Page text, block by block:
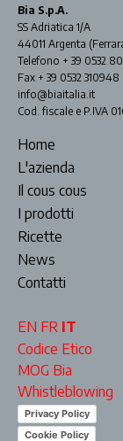
Bia S.p.A.
SS Adriatica 1/A
44011 Argenta
Telefono + 39 0532
Fax + 39 0532 310948
info@biaitalia.it
Cod. fiscale e P.IVA
Home
L'azienda
Il cous cous
I prodotti
Ricette
News
Contatti
EN FR IT
Codice Etico
MOG Bia
Whistleblowing
Privacy Policy
Cookie Policy